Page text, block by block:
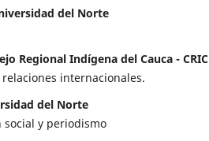
del Norte
Regional Indígena del Cauca - CRIC
internacionales.
del Norte
social y periodismo